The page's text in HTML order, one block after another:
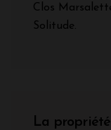
Clos
Solitude.
La propriété